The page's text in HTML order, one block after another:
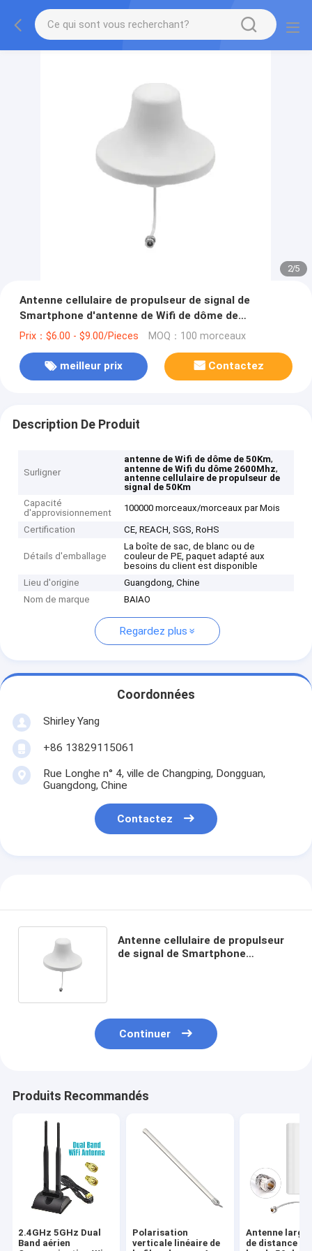
2/5
Antenne cellulaire de propulseur de signal de
Smartphone d'antenne de Wifi de dôme de
800~2600Mhz 50Km
Prix：$6.00 - $9.00/Pieces MOQ：100 morceaux
meilleur prix Contactez
Description De Produit
Surligner
antenne de Wifi de dôme de 50Km,
antenne de Wifi du dôme 2600Mhz,
antenne cellulaire de propulseur de
signal de 50Km
Capacité
d'approvisionnement
100000 morceaux/morceaux par Mois
Certification CE, REACH, SGS, RoHS
Détails d'emballage
La boîte de sac, de blanc ou de
couleur de PE, paquet adapté aux
besoins du client est disponible
Lieu d'origine
Guangdong, Chine
Nom de marque
BAIAO
Regardez plus
Coordonnées
Shirley Yang
+86 13829115061
Rue Longhe n° 4, ville de Changping, Dongguan,
Guangdong, Chine
Contactez
Antenne cellulaire de propulseur
de signal de Smartphone
Continuer
Produits Recommandés
2.4GHz 5GHz Dual
Band aérien
Polarisation
verticale linéaire de
Antenne large
de distance de